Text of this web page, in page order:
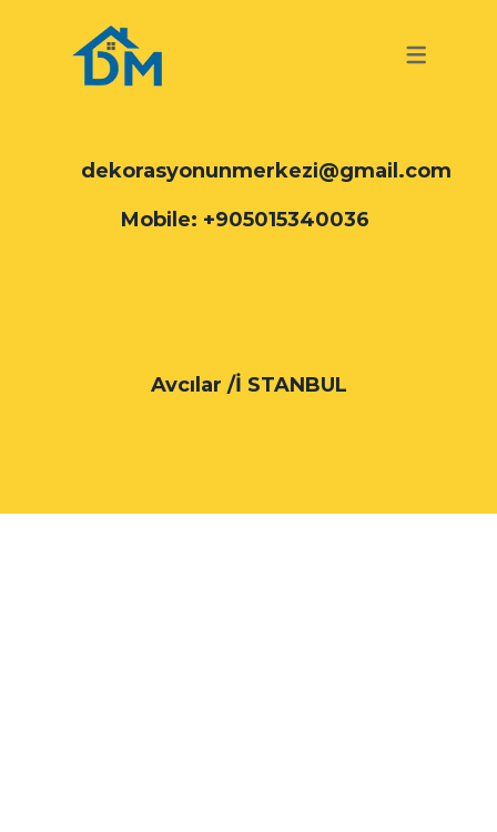
TURKISH
TURKISH
dekorasyonunmerkezi@gmail.com
Mobile: +905015340036
Avcılar /İ STANBUL